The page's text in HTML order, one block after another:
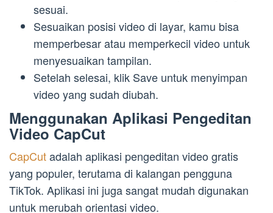
sesuai.
Sesuaikan posisi video di layar, kamu bisa
memperbesar atau memperkecil video untuk
menyesuaikan tampilan.
Setelah selesai, klik Save untuk menyimpan
video yang sudah diubah.
Menggunakan Aplikasi Pengeditan
Video CapCut
CapCutadalah aplikasi pengeditan video gratis
yang populer, terutama di kalangan pengguna
TikTok. Aplikasi ini juga sangat mudah digunakan
untuk merubah orientasi video.